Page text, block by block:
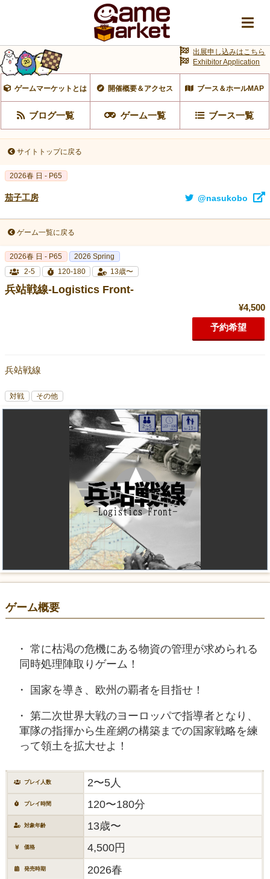
ゲームマーケットとは 開催概要＆アクセス ブース＆ホールMAP
ブログ一覧 ゲーム一覧 ブース一覧
出展申し込みはこちら
Exhibitor Application
サイトトップに戻る
2026春 日 - P65
茄子工房 @nasukobo
ゲーム一覧に戻る
2026春 日 - P65
2026 Spring
2-5
120-180 13歳〜
兵站戦線-Logistics Front-
¥4,500
予約希望
兵站戦線
対戦 その他
ゲーム概要
常に枯渇の危機にある物資の管理が求められる
同時処理陣取りゲーム！
国家を導き、欧州の覇者を目指せ！
第二次世界大戦のヨーロッパで指導者となり、
軍隊の指揮から生産網の構築までの国家戦略を練
って領土を拡大せよ！
プレイ人数 2〜5人
プレイ時間 120〜180分
対象年齢 13歳〜
価格 4,500円
発売時期 2026春